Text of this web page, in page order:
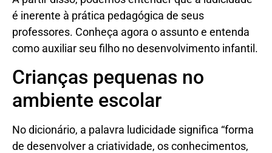
é inerente à prática pedagógica de seus
professores. Conheça agora o assunto e entenda
como auxiliar seu filho no desenvolvimento infantil.
Crianças pequenas no
ambiente escolar
No dicionário, a palavra ludicidade significa “forma
de desenvolver a criatividade, os conhecimentos,